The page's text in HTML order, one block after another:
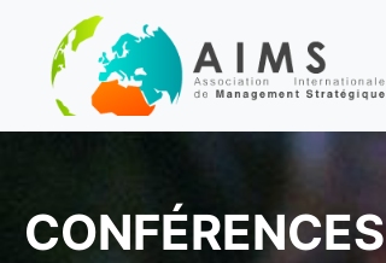
CONFÉRENCES